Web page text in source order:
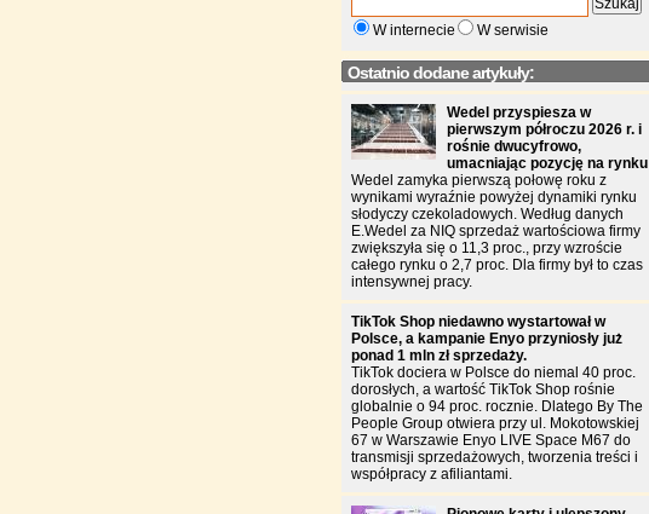
W internecie W serwisie
Ostatnio dodane artykuły:
Wedel przyspiesza w
pierwszym półroczu 2026 r. i
rośnie dwucyfrowo,
umacniając pozycję na rynku
Wedel zamyka pierwszą połowę roku z
wynikami wyraźnie powyżej dynamiki rynku
słodyczy czekoladowych. Według danych
E.Wedel za NIQ sprzedaż wartościowa firmy
zwiększyła się o 11,3 proc., przy wzroście
całego rynku o 2,7 proc. Dla firmy był to czas
intensywnej pracy.
TikTok Shop niedawno wystartował w
Polsce, a kampanie Enyo przyniosły już
ponad 1 mln zł sprzedaży.
TikTok dociera w Polsce do niemal 40 proc.
dorosłych, a wartość TikTok Shop rośnie
globalnie o 94 proc. rocznie. Dlatego By The
People Group otwiera przy ul. Mokotowskiej
67 w Warszawie Enyo LIVE Space M67 do
transmisji sprzedażowych, tworzenia treści i
współpracy z afiliantami.